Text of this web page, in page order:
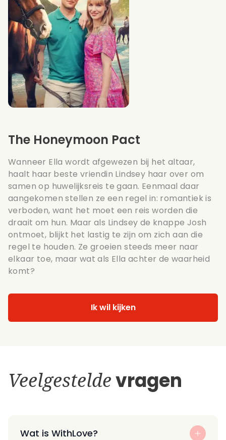
The Honeymoon Pact
Wanneer Ella wordt afgewezen bij het altaar,
haalt haar beste vriendin Lindsey haar over om
samen op huwelijksreis te gaan. Eenmaal daar
aangekomen stellen ze een regel in: romantiek is
verboden, want het moet een reis worden die
draait om hun. Maar als Lindsey de knappe Josh
ontmoet, blijkt het lastig te zijn om zich aan die
regel te houden. Ze groeien steeds meer naar
elkaar toe, maar wat als Ella achter de waarheid
komt?
Ik wil kijken
Veelgesteldevragen
Wat is WithLove?